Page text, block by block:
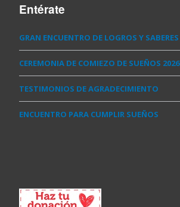
Entérate
GRAN ENCUENTRO DE LOGROS Y SABERES
CEREMONIA DE COMIEZO DE SUEÑOS 2026
TESTIMONIOS DE AGRADECIMIENTO
ENCUENTRO PARA CUMPLIR SUEÑOS